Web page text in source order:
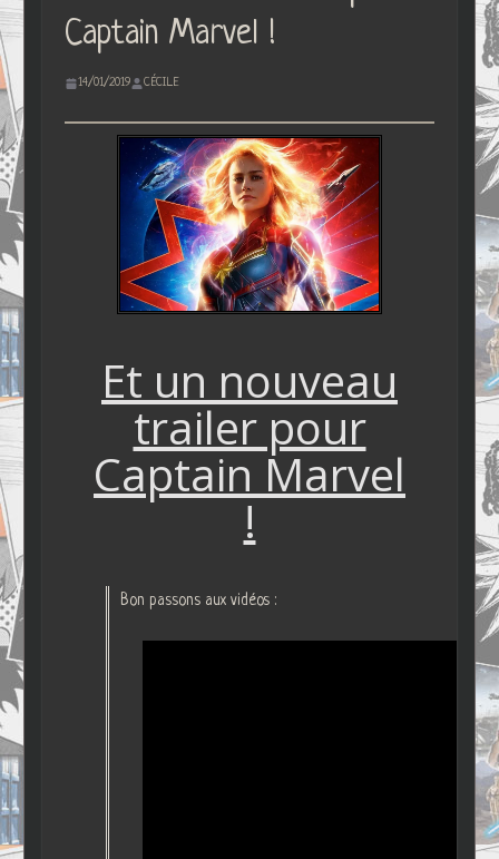
Captain Marvel !
14/01/2019 CÉCILE
Et un nouveau
trailer pour
Captain Marvel
!
Bon passons aux vidéos :